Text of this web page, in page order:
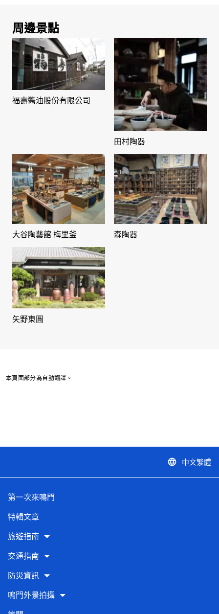
周邊景點
福壽醬油股份有限公司
田村陶器
大谷陶藝館 梅里釜 森陶器
矢野東圓
本頁面部分為自動翻譯。
language 中文繁體
第一次來鳴門
特輯文章
旅遊指南
交通指南
防災資訊
鳴門外景拍攝